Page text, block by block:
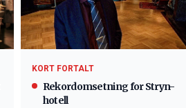
KORT FORTALT
Rekordomsetning for Stryn-
hotell